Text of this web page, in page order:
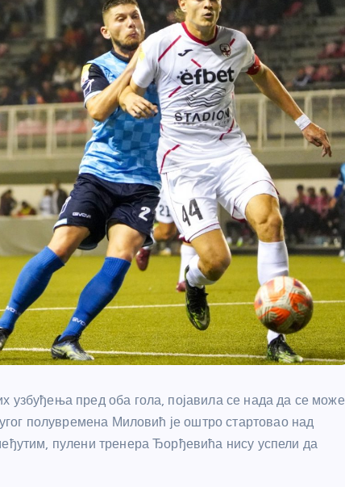
узбуђења пред оба гола, појавила се нада да се може
полувремена Миловић је оштро стартовао над
пулени тренера Ђорђевића нису успели да